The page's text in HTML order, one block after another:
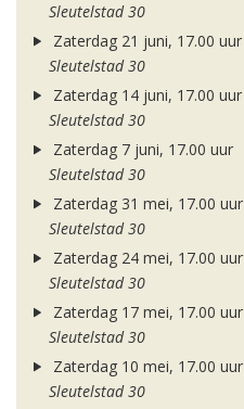
Sleutelstad 30
Zaterdag 21 juni, 17.00 uur
Sleutelstad 30
Zaterdag 14 juni, 17.00 uur
Sleutelstad 30
Zaterdag 7 juni, 17.00 uur
Sleutelstad 30
Zaterdag 31 mei, 17.00 uur
Sleutelstad 30
Zaterdag 24 mei, 17.00 uur
Sleutelstad 30
Zaterdag 17 mei, 17.00 uur
Sleutelstad 30
Zaterdag 10 mei, 17.00 uur
Sleutelstad 30